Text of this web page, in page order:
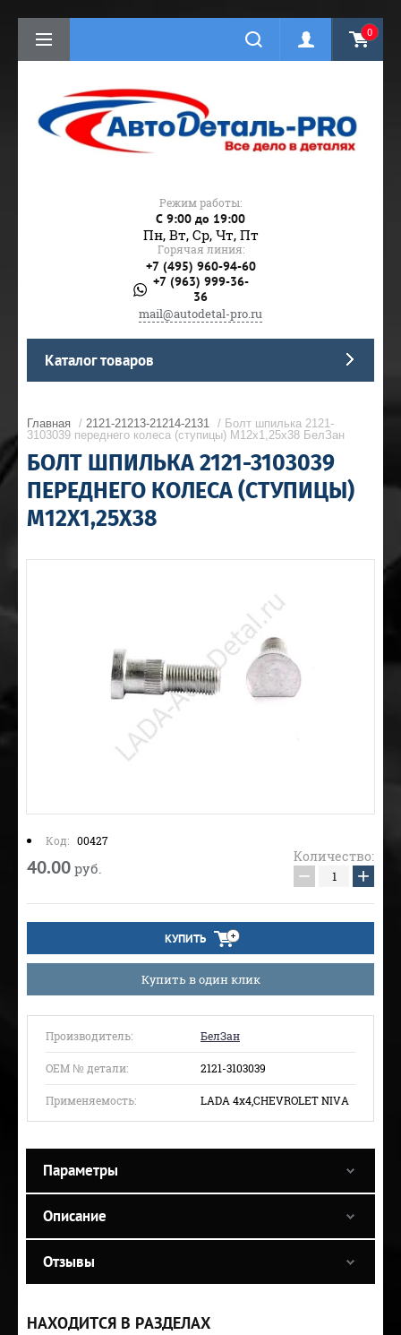
0
Режим работы:
C 9:00 до 19:00
Пн, Вт, Ср, Чт, Пт
Горячая линия:
+7 (495) 960-94-60
+7 (963) 999-36-
36
mail@autodetal-pro.ru
Каталог товаров
Главная / 2121-21213-21214-2131 / Болт шпилька 2121-
3103039 переднего колеса (ступицы) М12х1,25х38 БелЗан
БОЛТ ШПИЛЬКА 2121-3103039
ПЕРЕДНЕГО КОЛЕСА (СТУПИЦЫ)
М12Х1,25Х38
Код: 00427
40.00 руб.
Количество:
− +
КУПИТЬ
Купить в один клик
Производитель: БелЗан
ОЕМ № детали: 2121-3103039
Применяемость: LADA 4x4,CHEVROLET NIVA
Параметры
Описание
Отзывы
НАХОДИТСЯ В РАЗДЕЛАХ